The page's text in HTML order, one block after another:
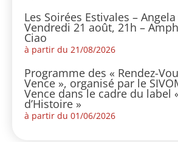
Les Soirées Estivales – Angela
Vendredi 21 août, 21h –
Ciao
à partir du 21/08/2026
Programme des « Rendez-
Vence », organisé par le
Vence dans le cadre du label
d’Histoire »
à partir du 01/06/2026